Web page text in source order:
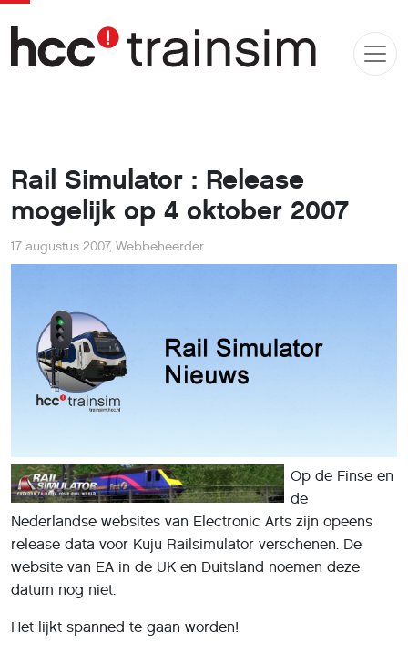
Rail Simulator : Release
mogelijk op 4 oktober 2007
17 augustus 2007, Webbeheerder
Op de Finse en
de
Nederlandse websites van Electronic Arts zijn opeens
release data voor Kuju Railsimulator verschenen. De
website van EA in de UK en Duitsland noemen deze
datum nog niet.
Het lijkt spanned te gaan worden!